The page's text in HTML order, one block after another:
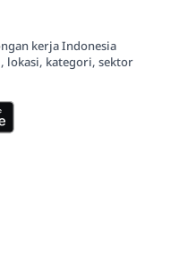
kerja Indonesia
lokasi, kategori, sektor